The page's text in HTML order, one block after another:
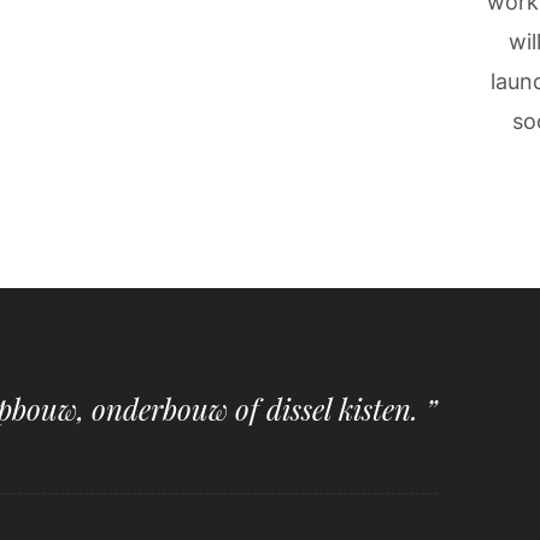
onderbouw of dissel kisten. ”